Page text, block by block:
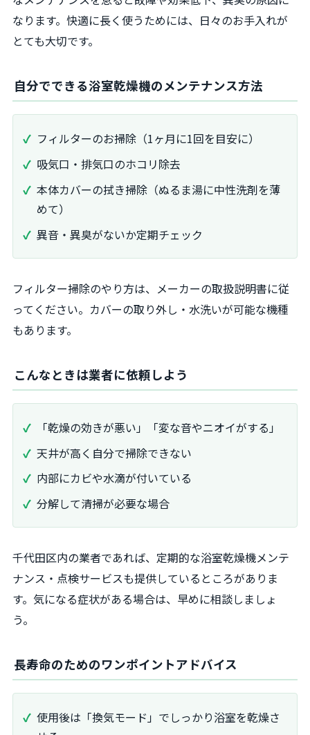
なります。快適に長く使うためには、日々のお手入れが
とても大切です。
自分でできる浴室乾燥機のメンテナンス方法
フィルターのお掃除（1ヶ月に1回を目安に）
吸気口・排気口のホコリ除去
本体カバーの拭き掃除（ぬるま湯に中性洗剤を薄
めて）
異音・異臭がないか定期チェック
フィルター掃除のやり方は、メーカーの取扱説明書に従
ってください。カバーの取り外し・水洗いが可能な機種
もあります。
こんなときは業者に依頼しよう
「乾燥の効きが悪い」「変な音やニオイがする」
天井が高く自分で掃除できない
内部にカビや水滴が付いている
分解して清掃が必要な場合
千代田区内の業者であれば、定期的な浴室乾燥機メンテ
ナンス・点検サービスも提供しているところがありま
す。気になる症状がある場合は、早めに相談しましょ
う。
長寿命のためのワンポイントアドバイス
使用後は「換気モード」でしっかり浴室を乾燥さ